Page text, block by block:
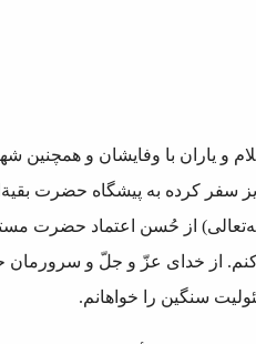
و یاران با وفایشان و همچنین
سفر کرده به پیشگاه حضرت
از حُسن اعتماد حضرت
از خدای عزّ و جلّ و
سنگین را خواهانم.